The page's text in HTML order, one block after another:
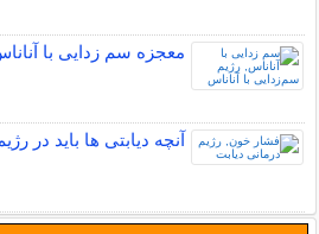
معجزه سم زدایی با
آنچه دیابتی ها باید در